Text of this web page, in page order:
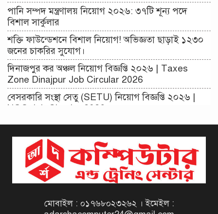
পানি সম্পদ মন্ত্রণালয় নিয়োগ ২০২৬: ৩৭টি শূন্য পদে
বিশাল সার্কুলার
শক্তি ফাউন্ডেশনে বিশাল নিয়োগ! অভিজ্ঞতা ছাড়াই ১২৩০
জনের চাকরির সুযোগ।
দিনাজপুর কর অঞ্চল নিয়োগ বিজ্ঞপ্তি ২০২৬ | Taxes
Zone Dinajpur Job Circular 2026
বেসরকারি সংস্থা সেতু (SETU) নিয়োগ বিজ্ঞপ্তি ২০২৬ |
NGO Job Circular 2026
বাংলাদেশ কৃষি গবেষণা ইনস্টিটিউট নিয়োগ বিজ্ঞপ্তি ২০২৬
| BARI Job Circular 2026
বিআইডব্লিউটিএ নিয়োগ বিজ্ঞপ্তি ২০২৬ | BIWTA Job
Circular 2026
মাদকদ্রব্য নিয়ন্ত্রণ অধিদপ্তর নিয়োগ বিজ্ঞপ্তি ২০২৬ | DNC
মোবাইল : ০১৭৬৮০২৩২৬২ । ইমেইল :